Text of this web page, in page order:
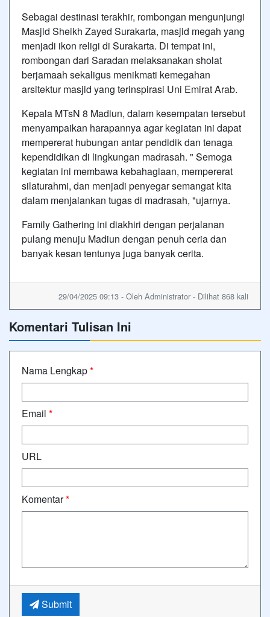
Sebagai destinasi terakhir, rombongan mengunjungi
Masjid Sheikh Zayed Surakarta, masjid megah yang
menjadi ikon religi di Surakarta. Di tempat ini,
rombongan dari Saradan melaksanakan sholat
berjamaah sekaligus menikmati kemegahan
arsitektur masjid yang terinspirasi Uni Emirat Arab.
Kepala MTsN 8 Madiun, dalam kesempatan tersebut
menyampaikan harapannya agar kegiatan ini dapat
mempererat hubungan antar pendidik dan tenaga
kependidikan di lingkungan madrasah. " Semoga
kegiatan ini membawa kebahagiaan, mempererat
silaturahmi, dan menjadi penyegar semangat kita
dalam menjalankan tugas di madrasah, "ujarnya.
Family Gathering ini diakhiri dengan perjalanan
pulang menuju Madiun dengan penuh ceria dan
banyak kesan tentunya juga banyak cerita.
29/04/2025 09:13 - Oleh Administrator - Dilihat 868 kali
Komentari Tulisan Ini
Nama Lengkap*
Email *
URL
Komentar*
Submit